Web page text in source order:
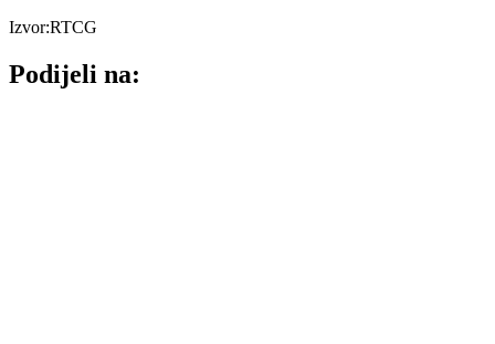
Izvor:RTCG
Podijeli na: